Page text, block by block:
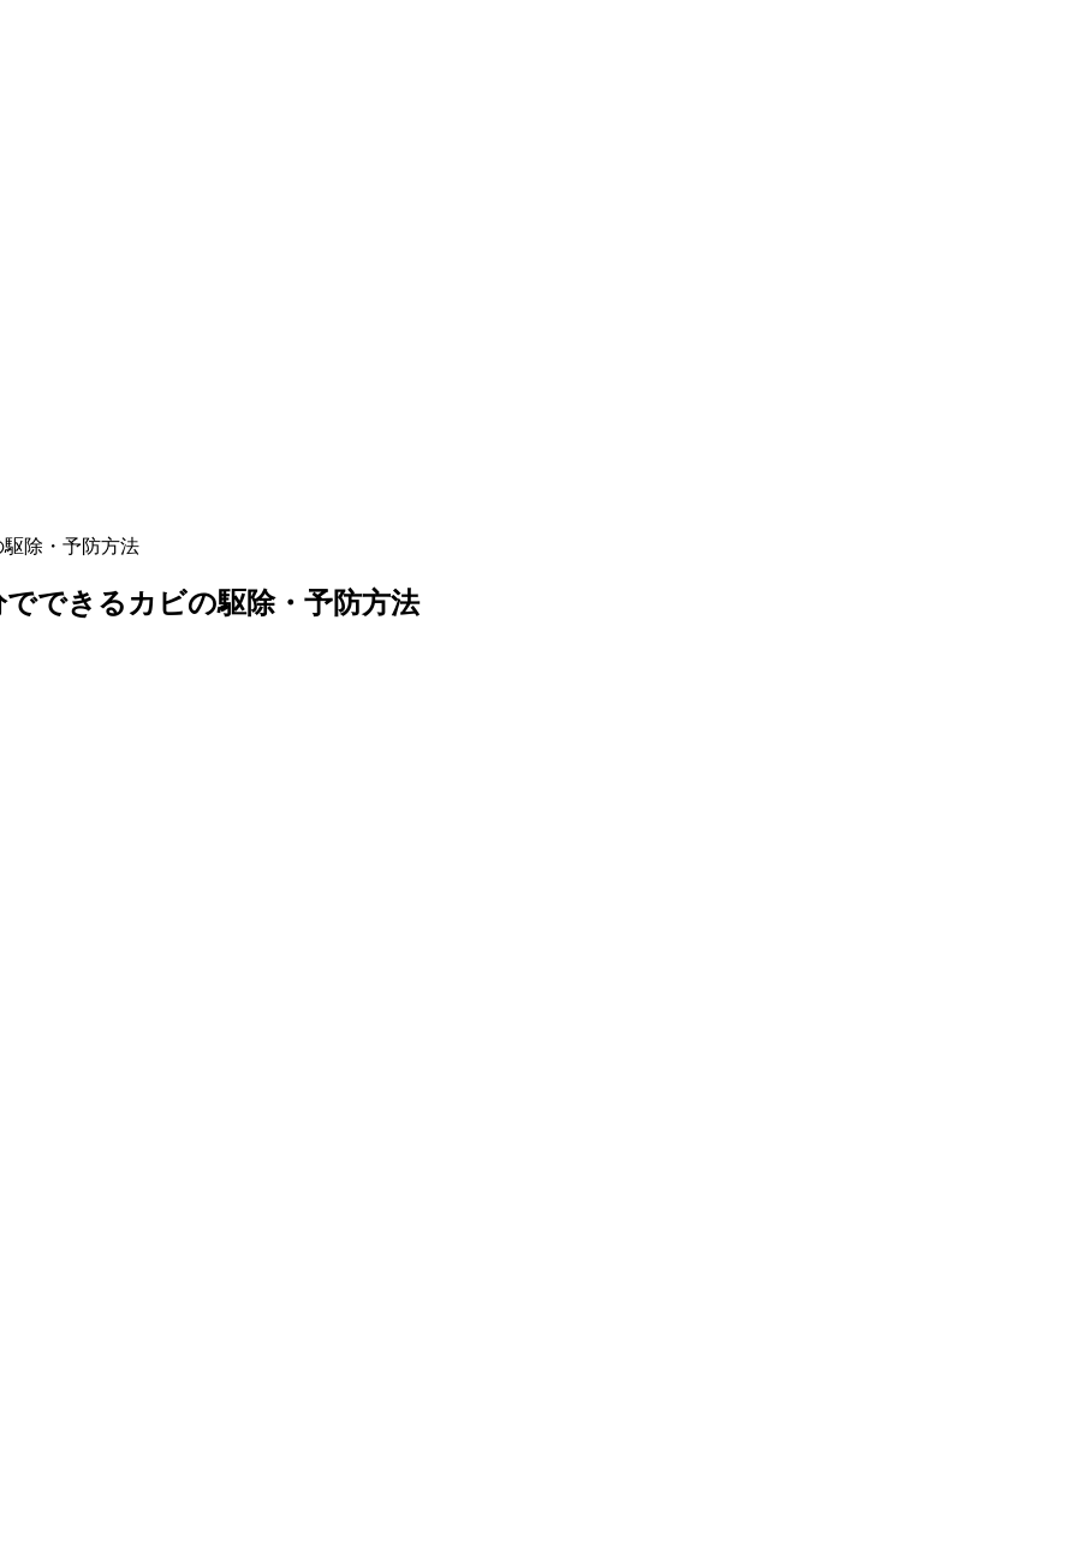
除・予防方法
できるカビの駆除・予防方法